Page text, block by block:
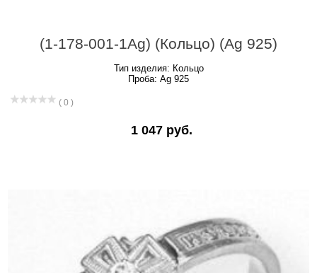
(1-178-001-1Ag) (Кольцо) (Ag 925)
Тип изделия: Кольцо
Проба: Ag 925
( 0 )
1 047 руб.